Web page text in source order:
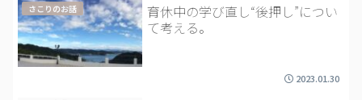
さこりのお話
育休中の学び直し“後押し”につい
て考える。
2023.01.30